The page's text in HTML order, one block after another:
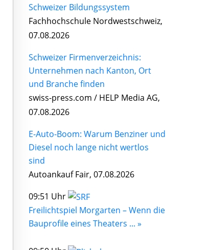
Schweizer Bildungssystem
Fachhochschule Nordwestschweiz,
07.08.2026
Schweizer Firmenverzeichnis:
Unternehmen nach Kanton, Ort
und Branche finden
swiss-press.com / HELP Media AG,
07.08.2026
E-Auto-Boom: Warum Benziner und
Diesel noch lange nicht wertlos
sind
Autoankauf Fair, 07.08.2026
09:51 Uhr
Freilichtspiel Morgarten – Wenn die
Bauprofile eines Theaters ... »